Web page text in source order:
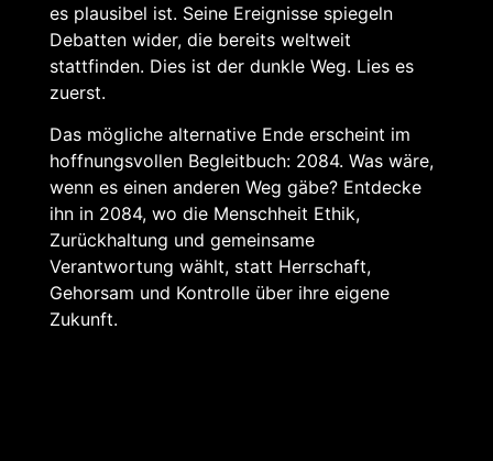
es plausibel ist. Seine Ereignisse spiegeln
Debatten wider, die bereits weltweit
stattfinden. Dies ist der dunkle Weg. Lies es
zuerst.
Das mögliche alternative Ende erscheint im
hoffnungsvollen Begleitbuch: 2084. Was wäre,
wenn es einen anderen Weg gäbe? Entdecke
ihn in 2084, wo die Menschheit Ethik,
Zurückhaltung und gemeinsame
Verantwortung wählt, statt Herrschaft,
Gehorsam und Kontrolle über ihre eigene
Zukunft.